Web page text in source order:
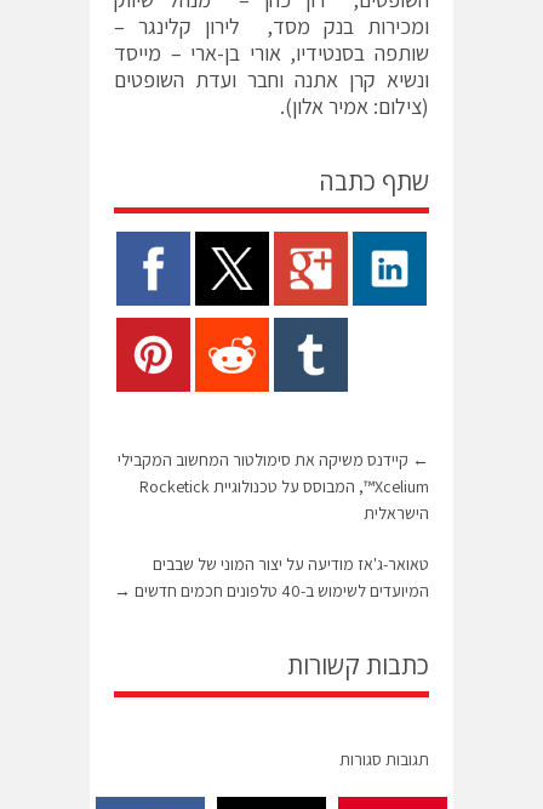
ומכירות בנק מסד, לירון קלינגר –
שותפה בסנטידיו, אורי בן-ארי – מייסד
ונשיא קרן אתנה וחבר ועדת השופטים
(צילום: אמיר אלון).
שתף כתבה
← קיידנס משיקה את סימולטור המחשוב המקבילי
Xcelium™, המבוסס על טכנולוגיית Rocketick
הישראלית
טאואר-ג'אז מודיעה על יצור המוני של שבבים
המיועדים לשימוש ב-40 טלפונים חכמים חדשים
→
כתבות קשורות
תגובות סגורות